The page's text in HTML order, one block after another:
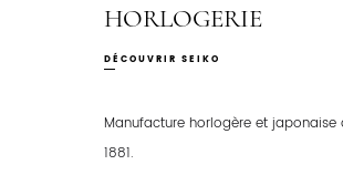
HORLOGERIE
DÉCOUVRIR SEIKO
Manufacture horlogère et japonaise
1881.